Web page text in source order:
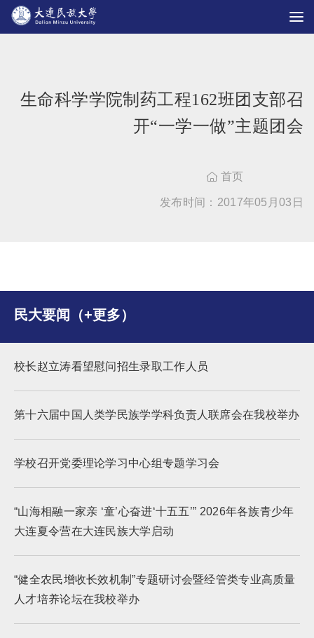
生命科学学院制药工程162班团支部召
开“一学一做”主题团会
 首页
发布时间：2017年05月03日
民大要闻（+更多）
校长赵立涛看望慰问招生录取工作人员
第十六届中国人类学民族学学科负责人联席会在我校举办
学校召开党委理论学习中心组专题学习会
“山海相融一家亲 ‘童’心奋进‘十五五’” 2026年各族青少年
大连夏令营在大连民族大学启动
“健全农民增收长效机制”专题研讨会暨经管类专业高质量
人才培养论坛在我校举办